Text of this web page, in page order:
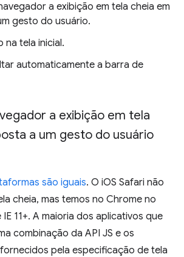
a exibição em tela cheia em
gesto do usuário.
na tela inicial.
automaticamente a barra de
a exibição em tela
a um gesto do usuário
são iguais. O iOS Safari não
cheia, mas temos no Chrome no
11+. A maioria dos aplicativos que
combinação da API JS e os
pela especificação de tela